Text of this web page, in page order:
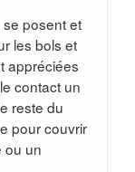
posent et
les bols et
appréciées
contact un
reste du
pour couvrir
ou un